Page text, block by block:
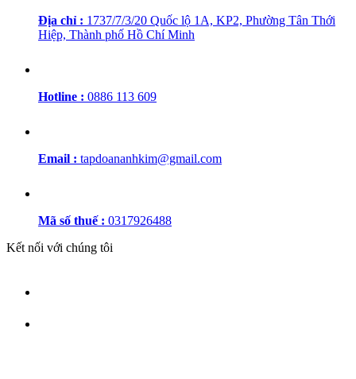
Địa chỉ : 1737/7/3/20 Quốc lộ 1A, KP2, Phường Tân Thới
Hiệp, Thành phố Hồ Chí Minh
Hotline : 0886 113 609
Email : tapdoananhkim@gmail.com
Mã số thuế : 0317926488
Kết nối với chúng tôi